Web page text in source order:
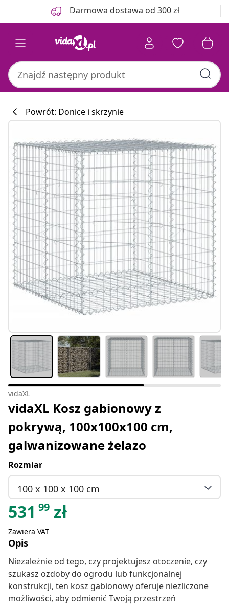
Darmowa dostawa od 300 zł
Powrót: Donice i skrzynie
vidaXL
vidaXL Kosz gabionowy z
pokrywą, 100x100x100 cm,
galwanizowane żelazo
Rozmiar
100 x 100 x 100 cm
531 99 zł
Zawiera VAT
Opis
Niezależnie od tego, czy projektujesz otoczenie, czy
szukasz ozdoby do ogrodu lub funkcjonalnej
konstrukcji, ten kosz gabionowy oferuje niezliczone
możliwości, aby odmienić Twoją przestrzeń